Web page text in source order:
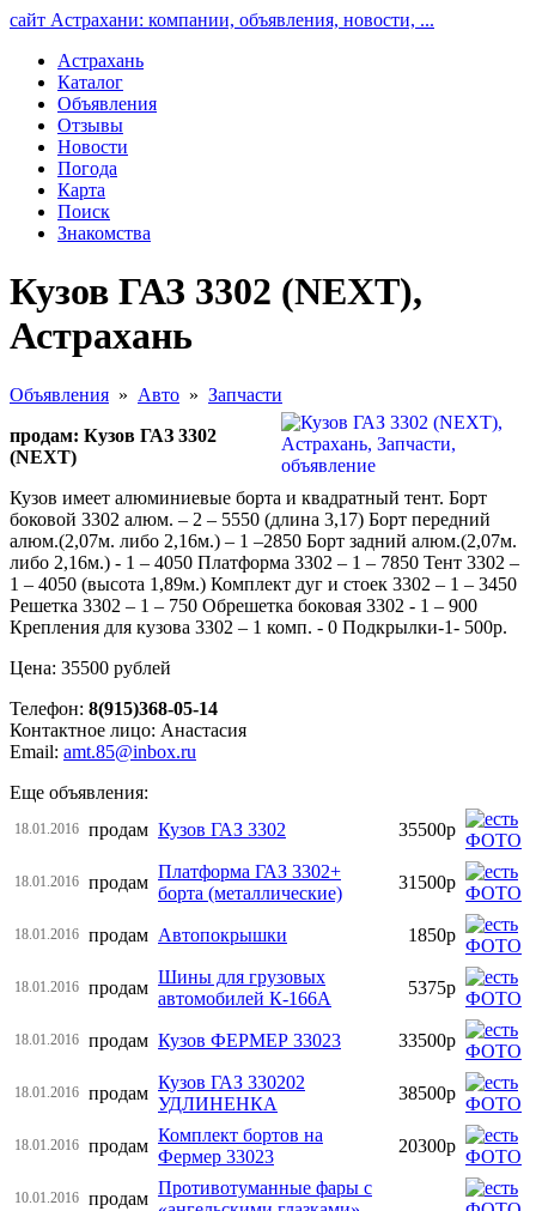
сайт Астрахани: компании, объявления, новости, ...
Астрахань
Каталог
Объявления
Отзывы
Новости
Погода
Карта
Поиск
Знакомства
Кузов ГАЗ 3302 (NEXT),
Астрахань
Объявления » Авто » Запчасти
продам: Кузов ГАЗ 3302
(NEXT)
Кузов имеет алюминиевые борта и квадратный тент. Борт
боковой 3302 алюм. – 2 – 5550 (длина 3,17) Борт передний
алюм.(2,07м. либо 2,16м.) – 1 –2850 Борт задний алюм.(2,07м.
либо 2,16м.) - 1 – 4050 Платформа 3302 – 1 – 7850 Тент 3302 –
1 – 4050 (высота 1,89м.) Комплект дуг и стоек 3302 – 1 – 3450
Решетка 3302 – 1 – 750 Обрешетка боковая 3302 - 1 – 900
Крепления для кузова 3302 – 1 комп. - 0 Подкрылки-1- 500р.
Цена: 35500 рублей
Телефон: 8(915)368-05-14
Контактное лицо: Анастасия
Email: amt.85@inbox.ru
Еще объявления:
18.01.2016 продам Кузов ГАЗ 3302 35500р
18.01.2016 продам
Платформа ГАЗ 3302+
борта (металлические)
31500р
18.01.2016 продам Автопокрышки 1850р
18.01.2016 продам
Шины для грузовых
автомобилей К-166А
5375р
18.01.2016 продам Кузов ФЕРМЕР 33023 33500р
18.01.2016 продам
Кузов ГАЗ 330202
УДЛИНЕНКА
38500р
18.01.2016 продам
Комплект бортов на
Фермер 33023
20300р
10.01.2016 продам
Противотуманные фары с